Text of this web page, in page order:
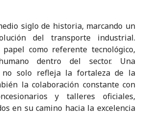
siglo de historia, marcando un
del transporte industrial.
papel como referente tecnológico,
dentro del sector. Una
no solo refleja la fortaleza de la
la colaboración constante con
y talleres oficiales,
en su camino hacia la excelencia